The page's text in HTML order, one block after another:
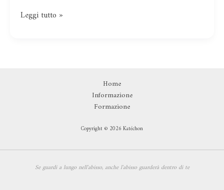
dei
Leggi tutto »
Home
Informazione
Formazione
Copyright © 2026 Katéchon
Se guardi a lungo nell'abisso, anche l'abisso guarderà dentro di te